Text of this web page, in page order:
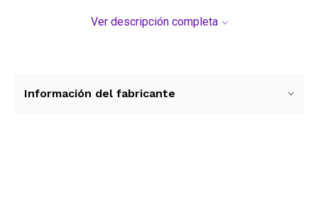
cargador cuenta con un sistema de protección
Fabricado con materiales ignífugos de alta
Ver descripción completa
Información del fabricante